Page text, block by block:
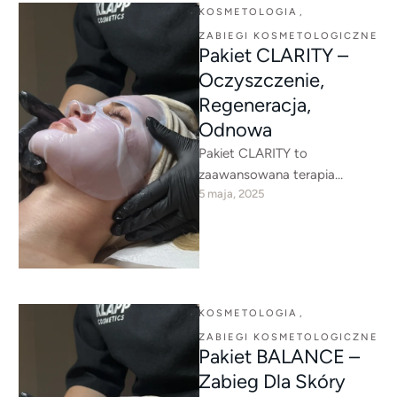
zapewnia kompleksową
detoksykację, głębokie …
KOSMETOLOGIA ,
ZABIEGI KOSMETOLOGICZNE
Pakiet CLARITY –
Oczyszczenie,
Regeneracja,
Odnowa
Pakiet CLARITY to
zaawansowana terapia
oczyszczająca i
skutecznie redukuje
regenerację skóry.
5 maja, 2025
KOSMETOLOGIA ,
ZABIEGI KOSMETOLOGICZNE
Pakiet BALANCE –
Zabieg Dla Skóry